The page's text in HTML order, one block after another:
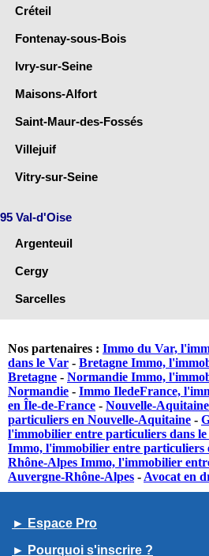
Créteil
Fontenay-sous-Bois
Ivry-sur-Seine
Maisons-Alfort
Saint-Maur-des-Fossés
Villejuif
Vitry-sur-Seine
95 Val-d'Oise
Argenteuil
Cergy
Sarcelles
Nos partenaires : Immo du Var,
dans le Var - Bretagne Immo,
Bretagne - Normandie Immo,
Normandie - Immo IledeFrance,
en Île-de-France - Nouvelle-
particuliers en Nouvelle-Aquitaine -
l'immobilier entre particuliers dans
Immo, l'immobilier entre particuliers
Rhône-Alpes Immo, l'immobilier
Auvergne-Rhône-Alpes - Avocat en
► Espace Pro
► Pourquoi s'inscrire ?